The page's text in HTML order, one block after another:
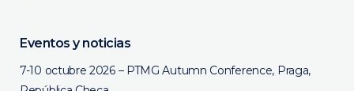
Eventos y noticias
7-10 octubre 2026 – PTMG Autumn Conference, Praga,